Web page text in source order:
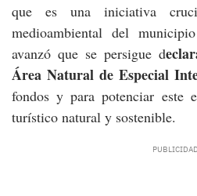
que es una iniciativa
medioambiental del
avanzó que se persigue d
Área Natural de Especial
fondos y para potenciar este
turístico natural y sostenible.